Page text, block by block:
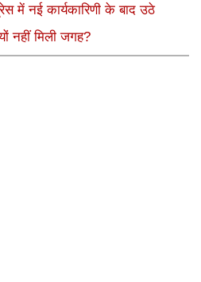
में नई कार्यकारिणी के बाद उठे
नहीं मिली जगह?